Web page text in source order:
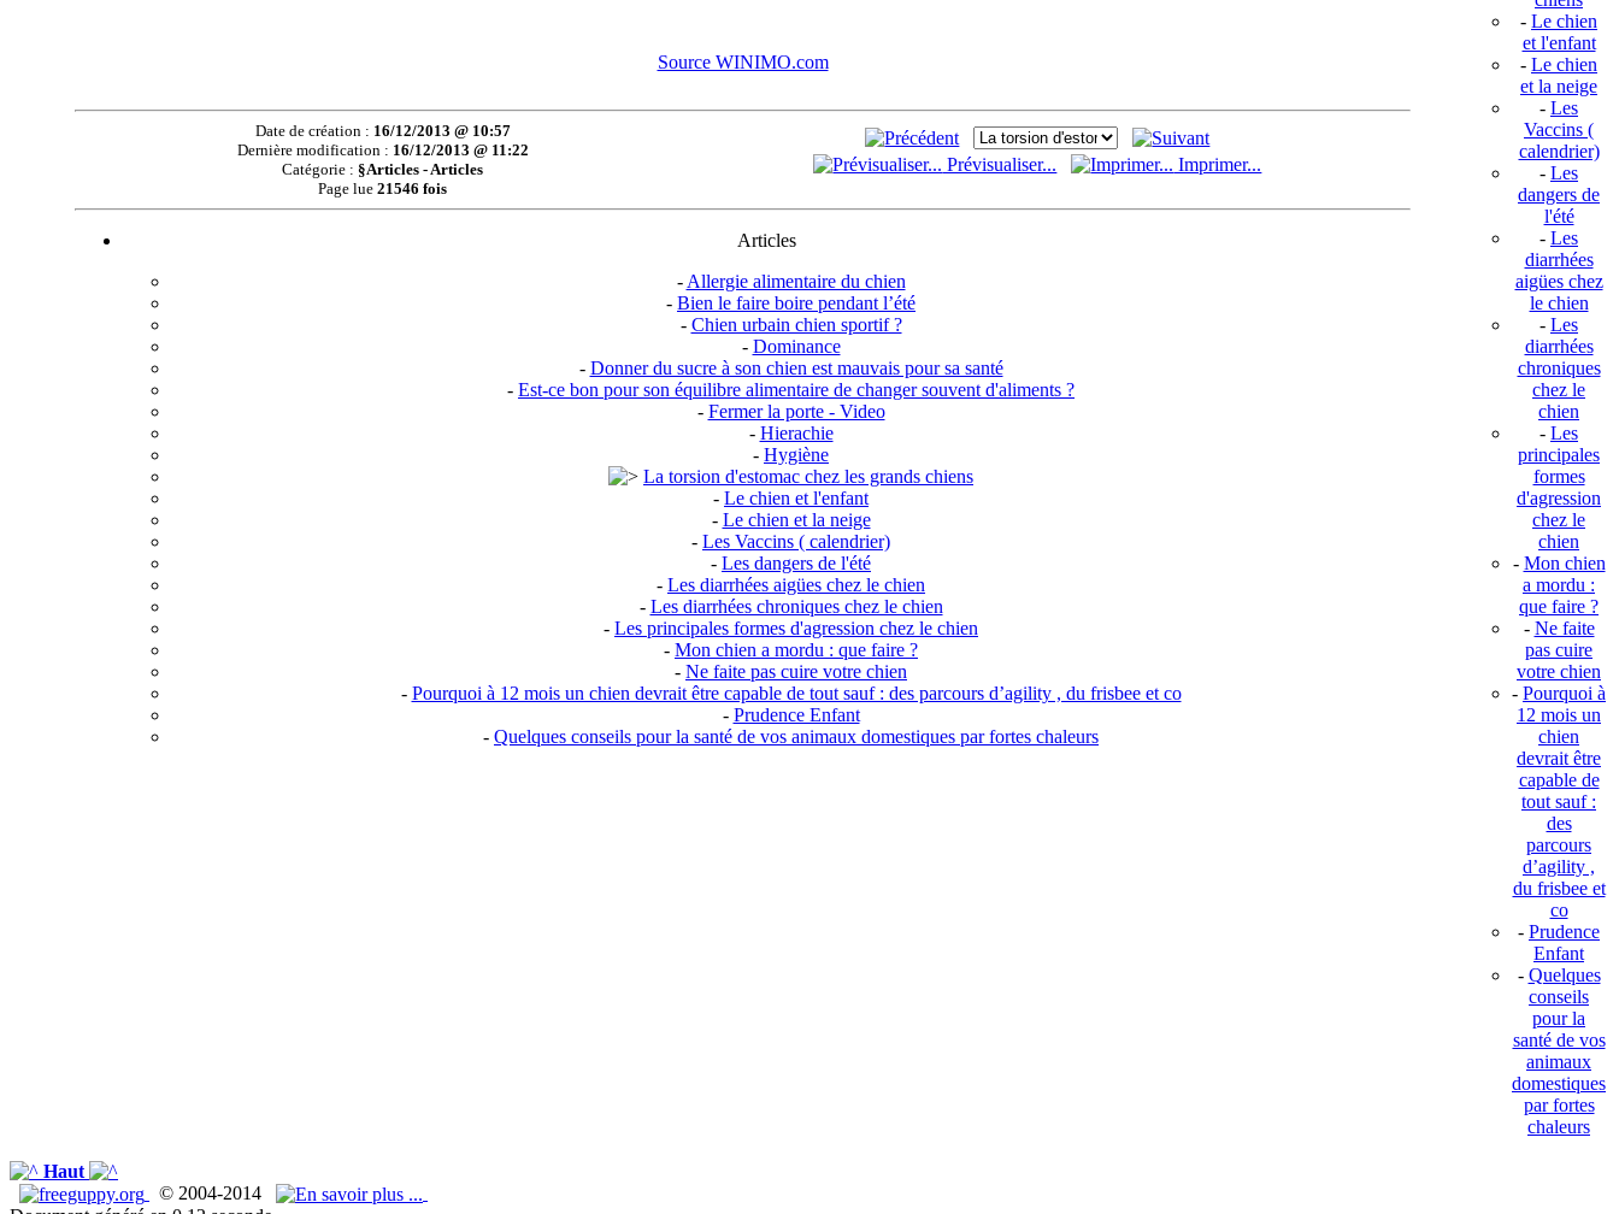
Source WINIMO.com
Date de création : 16/12/2013 @ 10:57
Dernière modification : 16/12/2013 @ 11:22
Catégorie :§Articles - Articles
Page lue21546 fois
Prévisualiser... Imprimer...
Articles
- Allergie alimentaire du chien
- Bien le faire boire pendant l’été
- Chien urbain chien sportif ?
- Dominance
- Donner du sucre à son chien est mauvais pour sa santé
- Est-ce bon pour son équilibre alimentaire de changer souvent d'aliments ?
- Fermer la porte - Video
- Hierachie
- Hygiène
La torsion d'estomac chez les grands chiens
- Le chien et l'enfant
- Le chien et la neige
- Les Vaccins ( calendrier)
- Les dangers de l'été
- Les diarrhées aigües chez le chien
- Les diarrhées chroniques chez le chien
- Les principales formes d'agression chez le chien
- Mon chien a mordu : que faire ?
- Ne faite pas cuire votre chien
- Pourquoi à 12 mois un chien devrait être capable de tout sauf : des parcours d’agility , du frisbee et co
- Prudence Enfant
- Quelques conseils pour la santé de vos animaux domestiques par fortes chaleurs
- Le chien
et l'enfant
- Le chien
et la neige
- Les
Vaccins (
calendrier)
- Les
dangers de
l'été
- Les
diarrhées
aigües chez
le chien
- Les
diarrhées
chroniques
chez le
chien
- Les
principales
formes
d'agression
chez le
chien
- Mon chien
a mordu :
que faire ?
- Ne faite
pas cuire
votre chien
- Pourquoi à
12 mois un
chien
devrait être
capable de
tout sauf :
des
parcours
d’agility ,
du frisbee et
co
- Prudence
Enfant
- Quelques
conseils
pour la
santé de vos
animaux
domestiques
par fortes
chaleurs
Haut
© 2004-2014